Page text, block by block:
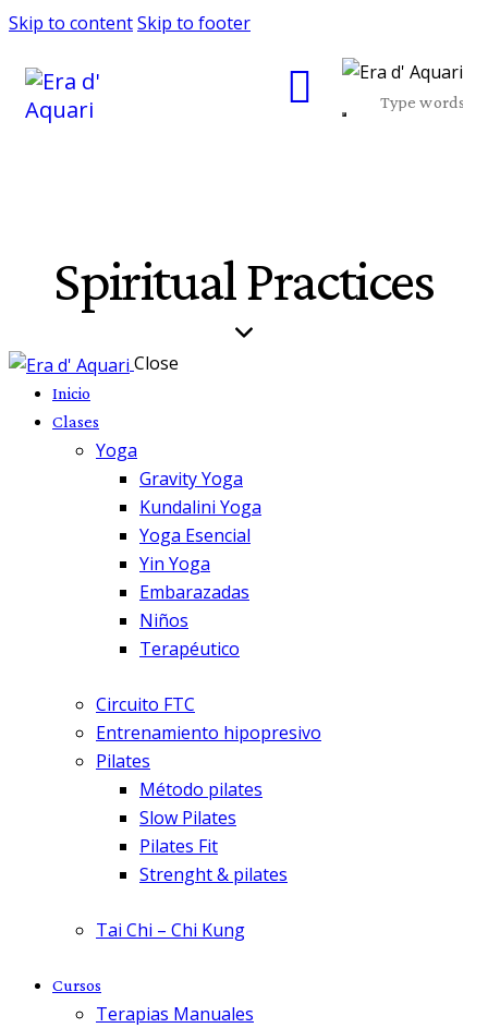
Skip to contentSkip to footer
Spiritual Practices
Close
Inicio
Clases
Yoga
Gravity Yoga
Kundalini Yoga
Yoga Esencial
Yin Yoga
Embarazadas
Niños
Terapéutico
Circuito FTC
Entrenamiento hipopresivo
Pilates
Método pilates
Slow Pilates
Pilates Fit
Strenght & pilates
Tai Chi – Chi Kung
Cursos
Terapias Manuales